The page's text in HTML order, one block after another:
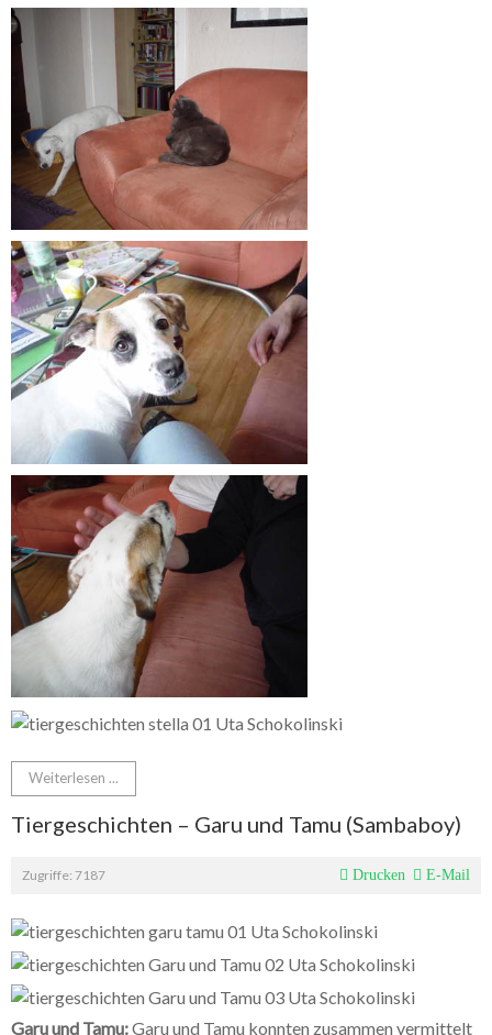
Weiterlesen ...
Tiergeschichten – Garu und Tamu (Sambaboy)
Zugriffe: 7187 Drucken E-Mail
Garu und Tamu:Garu und Tamu konnten zusammen vermittelt